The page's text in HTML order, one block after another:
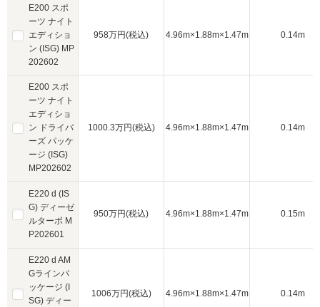
E200 スポ
ーツ ナイト
エディショ
ン (ISG) MP
202602
E200 スポ
ーツ ナイト
エディショ
ン ドライバ
ーズ パッケ
ージ (ISG)
MP202602
E220 d (IS
G) ディーゼ
ルターボ M
P202601
E220 d AM
Gラインパ
ッケージ (I
SG) ディー
958万円(税込) 4.96m×1.88m×1.47m 0.14m
1000.3万円(税込) 4.96m×1.88m×1.47m 0.14m
950万円(税込) 4.96m×1.88m×1.47m 0.15m
1006万円(税込) 4.96m×1.88m×1.47m 0.14m